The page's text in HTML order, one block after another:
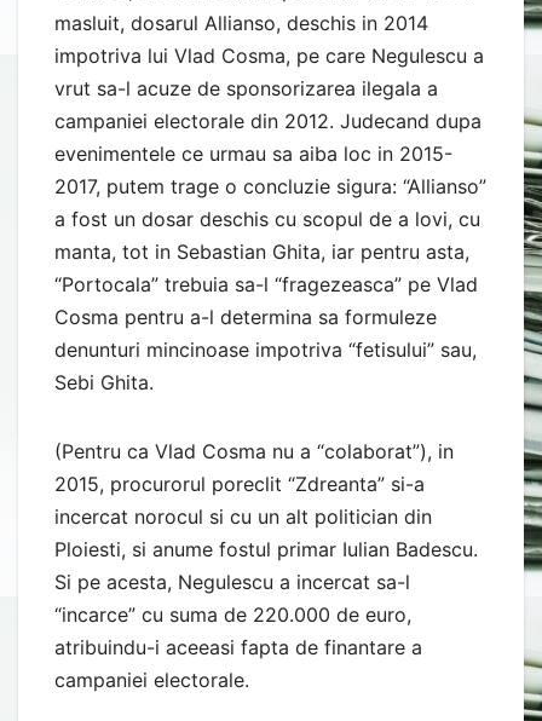
masluit, dosarul Allianso, deschis in 2014
impotriva lui Vlad Cosma, pe care Negulescu a
vrut sa-l acuze de sponsorizarea ilegala a
campaniei electorale din 2012. Judecand dupa
evenimentele ce urmau sa aiba loc in 2015-
2017, putem trage o concluzie sigura: “Allianso”
a fost un dosar deschis cu scopul de a lovi, cu
manta, tot in Sebastian Ghita, iar pentru asta,
“Portocala” trebuia sa-l “fragezeasca” pe Vlad
Cosma pentru a-l determina sa formuleze
denunturi mincinoase impotriva “fetisului” sau,
Sebi Ghita.
(Pentru ca Vlad Cosma nu a “colaborat”), in
2015, procurorul poreclit “Zdreanta” si-a
incercat norocul si cu un alt politician din
Ploiesti, si anume fostul primar Iulian Badescu.
Si pe acesta, Negulescu a incercat sa-l
“incarce” cu suma de 220.000 de euro,
atribuindu-i aceeasi fapta de finantare a
campaniei electorale.